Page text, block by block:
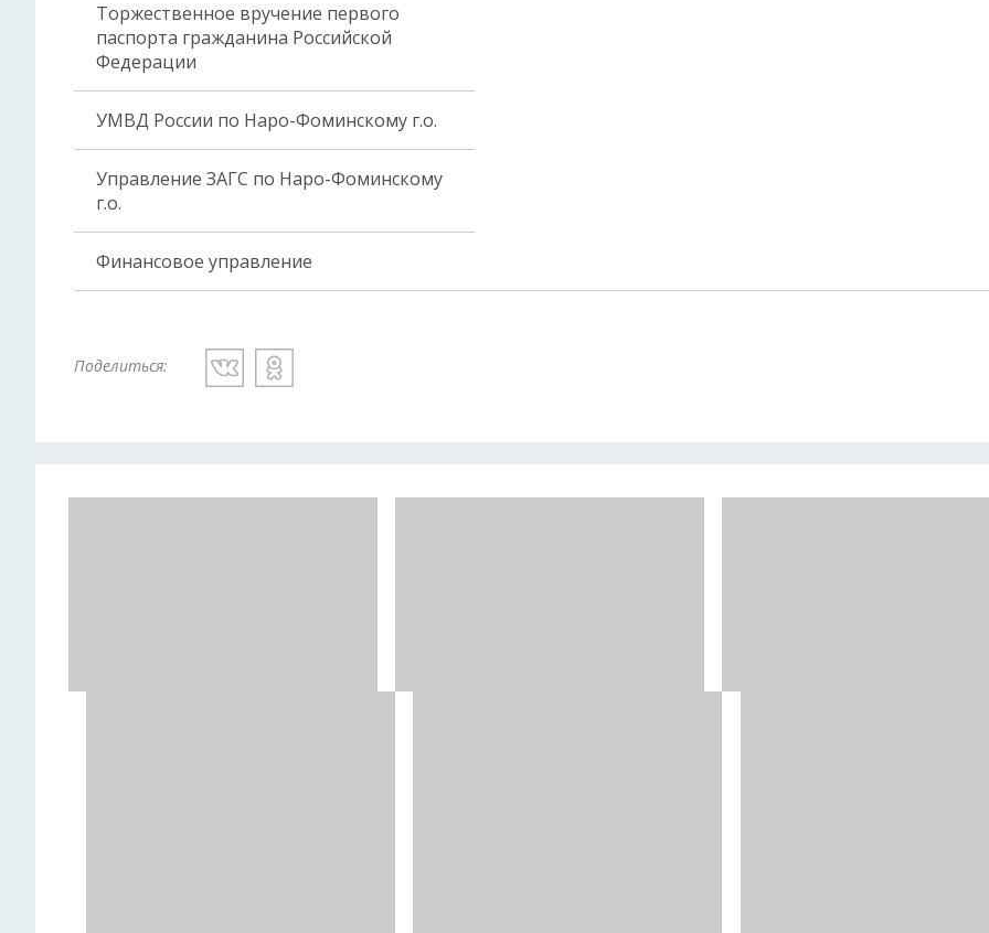
Торжественное вручение первого
паспорта гражданина Российской
Федерации
УМВД России по Наро-Фоминскому г.о.
Управление ЗАГС по Наро-Фоминскому
г.о.
Финансовое управление
Поделиться: